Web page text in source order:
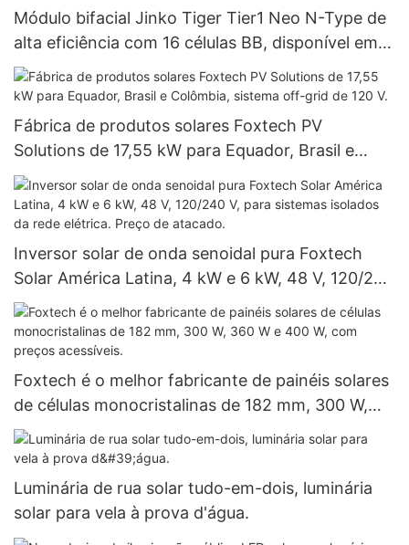
Módulo bifacial Jinko Tiger Tier1 Neo N-Type de
alta eficiência com 16 células BB, disponível em
potências de 590 W, 620 W, 630 W e 650 W.
Fábrica de produtos solares Foxtech PV
Solutions de 17,55 kW para Equador, Brasil e
Colômbia, sistema off-grid de 120 V.
Inversor solar de onda senoidal pura Foxtech
Solar América Latina, 4 kW e 6 kW, 48 V, 120/240
V, para sistemas isolados da rede elétrica. Preço
de atacado.
Foxtech é o melhor fabricante de painéis solares
de células monocristalinas de 182 mm, 300 W,
360 W e 400 W, com preços acessíveis.
Luminária de rua solar tudo-em-dois, luminária
solar para vela à prova d'água.